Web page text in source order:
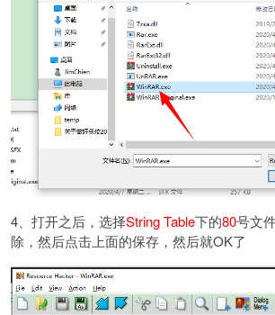
4、打开之后，选择String Table下的80号文
除，然后点击上面的保存，然后就OK了